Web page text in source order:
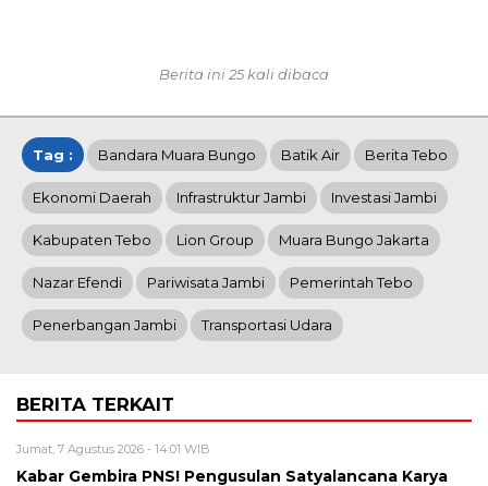
Berita ini 25 kali dibaca
Tag : Bandara Muara Bungo Batik Air Berita Tebo
Ekonomi Daerah Infrastruktur Jambi Investasi Jambi
Kabupaten Tebo Lion Group Muara Bungo Jakarta
Nazar Efendi Pariwisata Jambi Pemerintah Tebo
Penerbangan Jambi Transportasi Udara
BERITA TERKAIT
Jumat, 7 Agustus 2026 - 14:01 WIB
Kabar Gembira PNS! Pengusulan Satyalancana Karya